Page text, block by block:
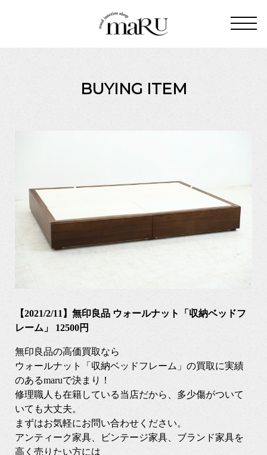
BUYING ITEM
【2021/2/11】無印良品 ウォールナット「収納ベッドフ
レーム」 12500円
無印良品の高価買取なら
ウォールナット「収納ベッドフレーム」の買取に実績
のあるmaruで決まり！
修理職人も在籍している当店だから、多少傷がついて
いても大丈夫。
まずはお気軽にお問い合わせください。
アンティーク家具、ビンテージ家具、ブランド家具を
高く売りたい方には